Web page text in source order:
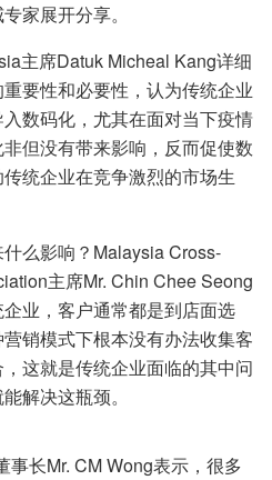
家展开分享。
主席Datuk Micheal Kang详细
要性和必要性，认为传统企业
数码化，尤其在面对当下疫情
但没有带来影响，反而促使数
统企业在竞争激烈的市场生
么影响？Malaysia Cross-
主席Mr. Chin Chee Seong
业，客户通常都是到店面选
销模式下根本没有办法收集客
这就是传统企业面临的其中问
解决这瓶颈。
长Mr. CM Wong表示，很多